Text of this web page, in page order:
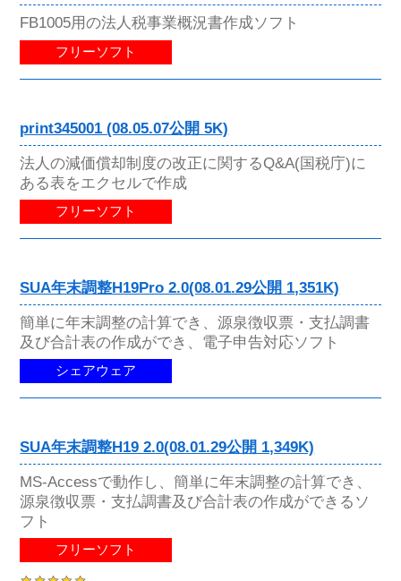
FB1005用の法人税事業概況書作成ソフト
フリーソフト
print345001 (08.05.07公開 5K)
法人の減価償却制度の改正に関するQ&A(国税庁)に
ある表をエクセルで作成
フリーソフト
SUA年末調整H19Pro 2.0(08.01.29公開 1,351K)
簡単に年末調整の計算でき、源泉徴収票・支払調書
及び合計表の作成ができ、電子申告対応ソフト
シェアウェア
SUA年末調整H19 2.0(08.01.29公開 1,349K)
MS-Accessで動作し、簡単に年末調整の計算でき、
源泉徴収票・支払調書及び合計表の作成ができるソ
フト
フリーソフト